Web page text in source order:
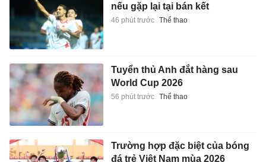
nếu gặp lại tại bán kết
46 phút trước Thể thao
Tuyển thủ Anh đắt hàng sau
World Cup 2026
56 phút trước Thể thao
Trường hợp đặc biệt của bóng
đá trẻ Việt Nam mùa 2026